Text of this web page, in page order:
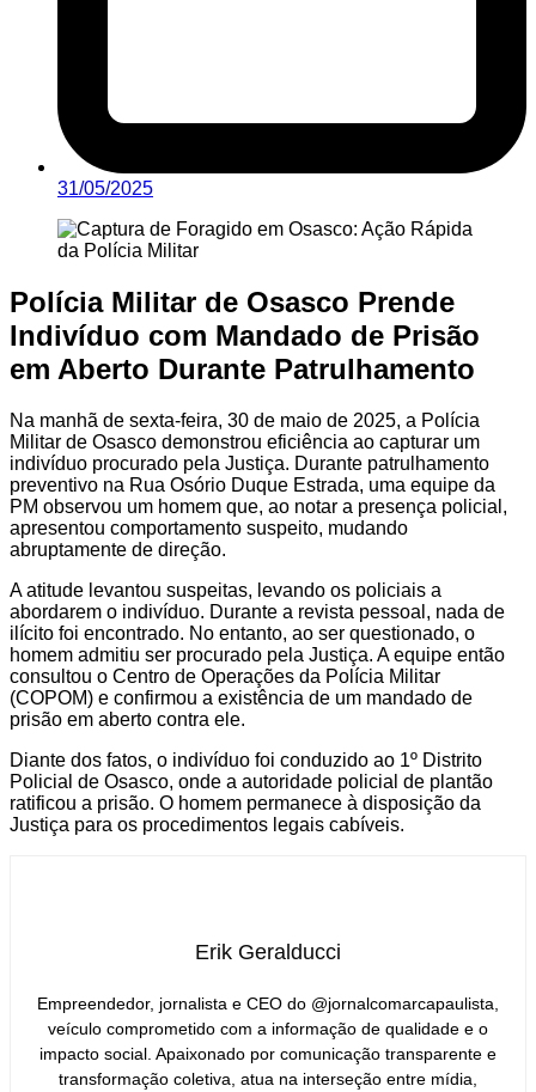
31/05/2025
Polícia Militar de Osasco Prende
Indivíduo com Mandado de Prisão
em Aberto Durante Patrulhamento
Na manhã de sexta-feira, 30 de maio de 2025, a Polícia
Militar de Osasco demonstrou eficiência ao capturar um
indivíduo procurado pela Justiça. Durante patrulhamento
preventivo na Rua Osório Duque Estrada, uma equipe da
PM observou um homem que, ao notar a presença policial,
apresentou comportamento suspeito, mudando
abruptamente de direção.
A atitude levantou suspeitas, levando os policiais a
abordarem o indivíduo. Durante a revista pessoal, nada de
ilícito foi encontrado. No entanto, ao ser questionado, o
homem admitiu ser procurado pela Justiça. A equipe então
consultou o Centro de Operações da Polícia Militar
(COPOM) e confirmou a existência de um mandado de
prisão em aberto contra ele.
Diante dos fatos, o indivíduo foi conduzido ao 1º Distrito
Policial de Osasco, onde a autoridade policial de plantão
ratificou a prisão. O homem permanece à disposição da
Justiça para os procedimentos legais cabíveis.
Erik Geralducci
Empreendedor, jornalista e CEO do @jornalcomarcapaulista,
veículo comprometido com a informação de qualidade e o
impacto social. Apaixonado por comunicação transparente e
transformação coletiva, atua na interseção entre mídia,